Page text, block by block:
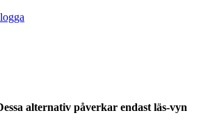
alternativ påverkar endast läs-vyn